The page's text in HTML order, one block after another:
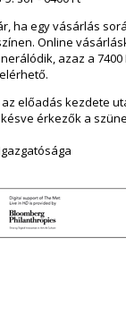
ha egy vásárlás
Online
azaz a 7400
előadás kezdete
érkezők a